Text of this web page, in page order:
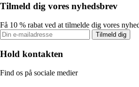
Tilmeld dig vores nyhedsbrev
Få 10 % rabat ved at tilmelde dig vores
Tilmeld dig
Hold kontakten
Find os på sociale medier